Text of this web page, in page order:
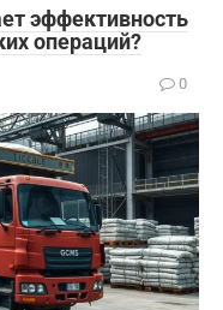
эффективность
операций?
0